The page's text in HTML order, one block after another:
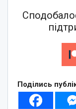
Поділись